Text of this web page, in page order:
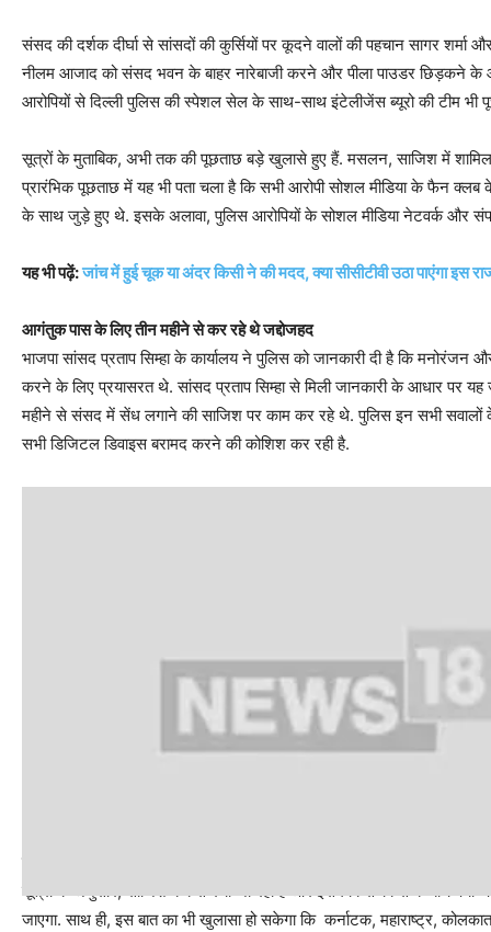
संसद की दर्शक दीर्घा से सांसदों की कुर्सियों पर कूदने वालों की पहचान सागर
नीलम आजाद को संसद भवन के बाहर नारेबाजी करने और पीला पाउडर छिड़कने के
आरोपियों से दिल्‍ली पुलिस की स्‍पेशल सेल के साथ-साथ इंटेलीजेंस ब्‍यूरो की टीम भी
सूत्रों के मुता‍बिक, अभी तक की पूछताछ बड़े खुलासे हुए हैं. मसलन, साजिश में
प्रारंभिक पूछताछ में यह भी पता चला है कि सभी आरोपी सोशल मीडिया के फैन
के साथ जुड़े हुए थे. इसके अलावा, पुलिस आरोपियों के सोशल मीडिया नेटवर्क और
यह भी पढ़ें:जांच में हुई चूक या अंदर किसी ने की मदद, क्‍या सीसीटीवी उठा पाएंगा इस
आगंतुक पास के लिए तीन महीने से कर रहे थे जद्दोजहद
भाजपा सांसद प्रताप सिम्हा के कार्यालय ने पुलिस को जानकारी दी है कि
करने के लिए प्रयासरत थे. सांसद प्रताप सिम्‍हा से मिली जानकारी के आधार पर यह
महीने से संसद में सेंध लगाने की साजिश पर काम कर रहे थे. पुलिस इन सभी सवालों
सभी डिजिटल डिवाइस बरामद करने की कोशिश कर रही है.
सूत्रों के अनुसार, साजिश कब से रची जा रही है और इसमें किस-किस के बीच क्‍या-
जाएगा. साथ ही, इस बात का भी खुलासा हो सकेगा कि कर्नाटक, महाराष्ट्र,